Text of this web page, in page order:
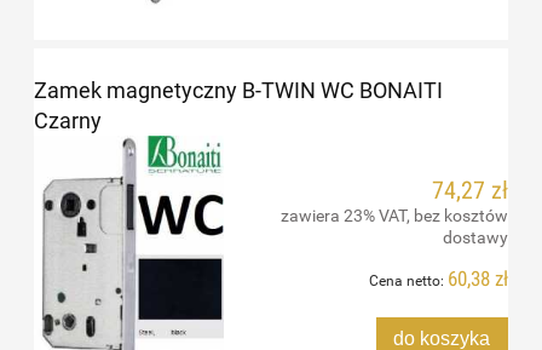
Zamek magnetyczny B-TWIN WC BONAITI
Czarny
74,27 zł
zawiera 23% VAT, bez kosztów
dostawy
Cena netto: 60,38 zł
do koszyka